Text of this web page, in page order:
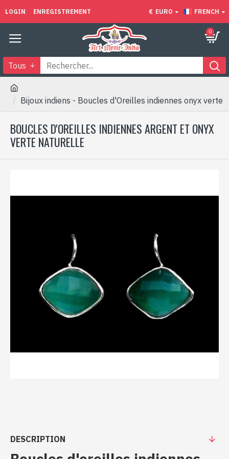
LOGIN ENREGISTREMENT € EURO FRENCH
0
Tous
Bijoux indiens - Boucles d'Oreilles indiennes onyx verte
BOUCLES D'OREILLES INDIENNES ARGENT ET ONYX
VERTE NATURELLE
DESCRIPTION